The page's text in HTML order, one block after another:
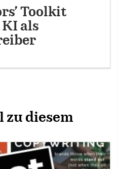
Toolkit
als
diesem